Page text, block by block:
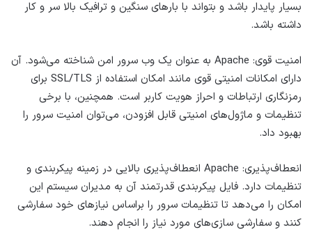
بسیار پایدار باشد و بتواند با بارهای سنگین و ترافیک بالا سر و کار
داشته باشد.
امنیت قوی: Apache به عنوان یک وب سرور امن شناخته می‌شود. آن
دارای امکانات امنیتی قوی مانند امکان استفاده از SSL/TLS برای
رمزنگاری ارتباطات و احراز هویت کاربر است. همچنین، با برخی
تنظیمات و ماژول‌های امنیتی قابل افزودن، می‌توان امنیت سرور را
بهبود داد.
انعطاف‌پذیری: Apache انعطاف‌پذیری بالایی در زمینه پیکربندی و
تنظیمات دارد. فایل پیکربندی قدرتمند آن به مدیران سیستم این
امکان را می‌دهد تا تنظیمات سرور را براساس نیازهای خود سفارشی
کنند و سفارشی سازی‌های مورد نیاز را انجام دهند.